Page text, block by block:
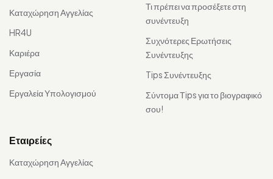
Καταχώρηση Αγγελίας
HR4U
Καριέρα
Εργασία
Εργαλεία Υπολογισμού
Τι πρέπει να προσέξετε στη
συνέντευξη
Συχνότερες Ερωτήσεις
Συνέντευξης
Tips Συνέντευξης
Σύντομα Τips για το βιογραφικό
σου!
Εταιρείες
Καταχώρηση Αγγελίας